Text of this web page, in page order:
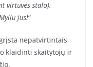
virtuvės stalo).
jus!“
nepatvirtintais
klaidinti skaitytojų ir